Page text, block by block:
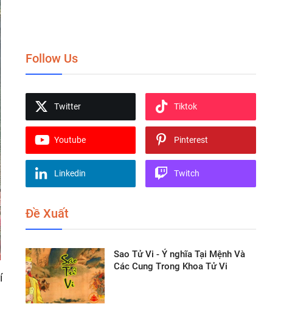
Follow Us
Twitter Tiktok
Youtube Pinterest
Linkedin Twitch
Đề Xuất
Sao Tử Vi - Ý nghĩa Tại Mệnh Và
Các Cung Trong Khoa Tử Vi